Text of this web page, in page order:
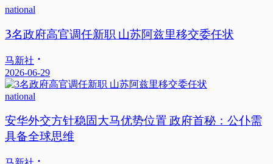
national
3名政府高官调任新职 山苏阿兹里移交委任状
马新社
2026-06-29
national
安华外交方针稳固大马优势位置 政府首秘：公仆需
具备全球思维